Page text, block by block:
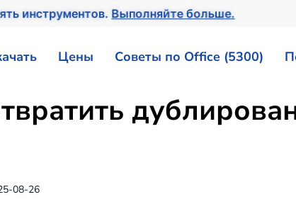
инструментов. Выполняйте больше.
Цены Советы по Office (5300)
08-26